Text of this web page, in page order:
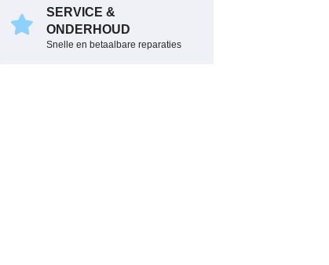
SERVICE &
ONDERHOUD
Snelle en betaalbare reparaties